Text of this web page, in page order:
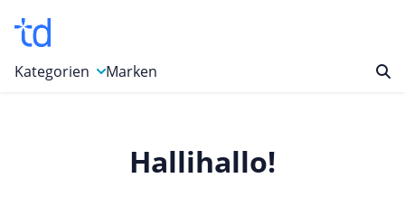
Kategorien
Blumen & Geschenke
Marken
Hallihallo!